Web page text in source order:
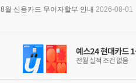
8월 신용카드 무이자할부 안내 2026-08-01